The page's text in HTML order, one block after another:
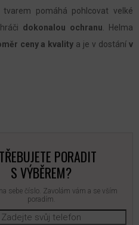
tvarem pomáhá pohlcovat velké
dokonalou ochranu . Helma
ceny a kvality a je v dostání v
PORADIT
S VÝBĚREM?
sebe číslo. Zavolám vám a se vším
poradím.